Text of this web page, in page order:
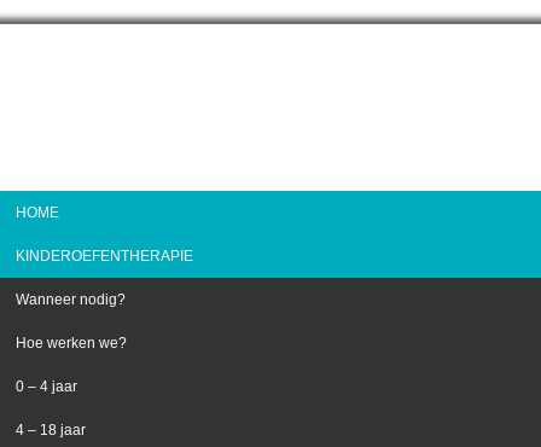
HOME
KINDEROEFENTHERAPIE
Wanneer nodig?
Hoe werken we?
0 – 4 jaar
4 – 18 jaar